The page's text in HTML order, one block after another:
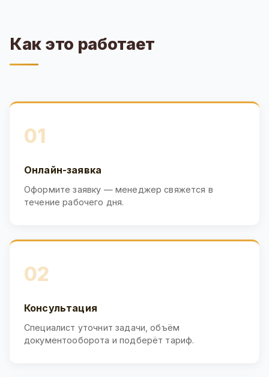
Как это работает
01
Онлайн-заявка
Оформите заявку — менеджер свяжется в
течение рабочего дня.
02
Консультация
Специалист уточнит задачи, объём
документооборота и подберёт тариф.